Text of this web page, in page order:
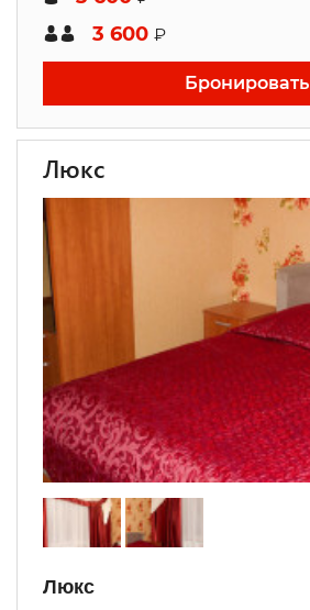
3 600 ₽
Бронировать
Люкс
Люкс